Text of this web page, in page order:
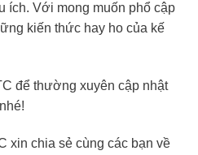
ích. Với mong muốn phổ cập
kiến thức hay ho của kế
để thường xuyên cập nhật
xin chia sẻ cùng các bạn về